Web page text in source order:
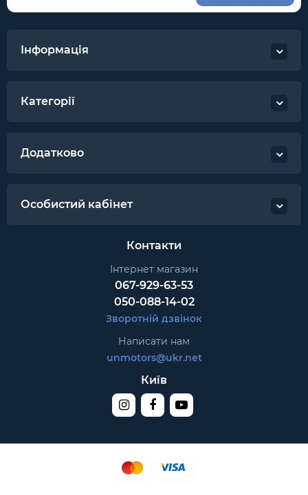
Інформація
Категорії
Додатково
Особистий кабінет
Контакти
Інтернет магазин
067-929-63-53
050-088-14-02
Зворотній дзвінок
Написати нам
unmotors@ukr.net
Київ